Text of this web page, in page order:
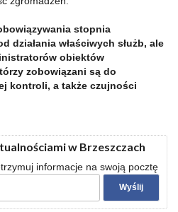
stopnia
działania właściwych służb, ale
obiektów
zobowiązani są do
kontroli, a także czujności
w Brzeszczach
informacje na swoją pocztę